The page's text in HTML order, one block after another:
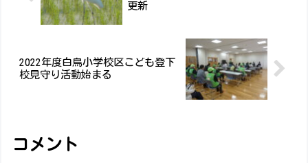
更新
2022年度白鳥小学校区こども登下
校見守り活動始まる
コメント